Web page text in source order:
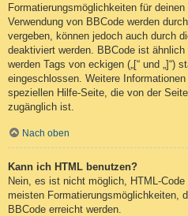
Formatierungsmöglichkeiten für
Verwendung von BBCode werden
vergeben, können jedoch auch durch
deaktiviert werden. BBCode ist
werden Tags von eckigen („[“ und „]“)
eingeschlossen. Weitere
speziellen Hilfe-Seite, die von der
zugänglich ist.
Nach oben
Kann ich HTML benutzen?
Nein, es ist nicht möglich, HTML-
meisten Formatierungsmöglichkeiten,
BBCode erreicht werden.